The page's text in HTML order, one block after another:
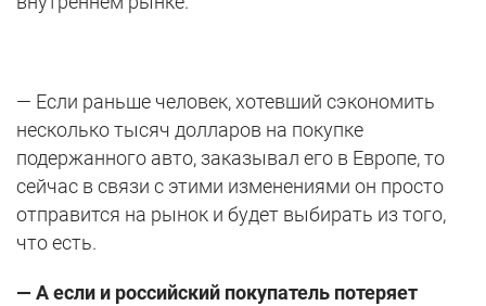
— Если раньше человек, хотевший сэкономить
несколько тысяч долларов на покупке
подержанного авто, заказывал его в Европе, то
сейчас в связи с этими изменениями он просто
отправится на рынок и будет выбирать из того,
что есть.
— А если и российский покупатель потеряет